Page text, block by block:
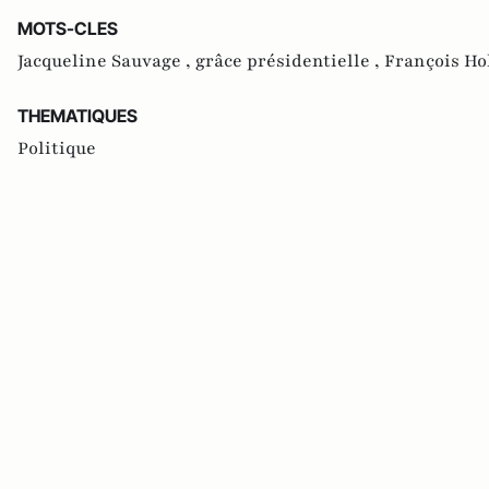
MOTS-CLES
Jacqueline Sauvage , grâce présidentielle , François
THEMATIQUES
Politique